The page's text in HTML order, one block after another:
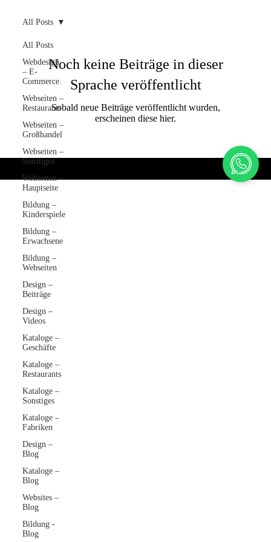
All Posts
Webdesign
– E-
Commerce.
Webseiten –
Restaurants
Webseiten –
Großhandel
Webseiten –
Sonstiges
Webseiten –
Hauptseite
Bildung –
Kinderspiele
Bildung –
Erwachsene
Bildung –
Webseiten
Design –
Beiträge
Design –
Videos
Kataloge –
Geschäfte
Kataloge –
Restaurants
Kataloge –
Sonstiges
Kataloge –
Fabriken
Design –
Blog
Kataloge –
Blog
Websites –
Blog
Bildung -
Blog
All Posts
Noch keine Beiträge in dieser
Sprache veröffentlicht
Sobald neue Beiträge veröffentlicht wurden,
erscheinen diese hier.
VeSites | VeHand